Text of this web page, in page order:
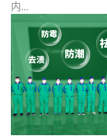
内...
空气污染净化治理）
文明的进步，创造了
多彩的家居产品和生
调，但也带来了以甲
首的室内...